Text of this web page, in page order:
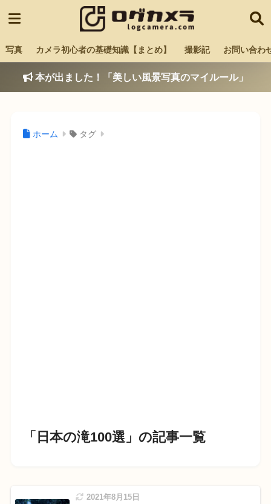
写真 カメラ初心者の基礎知識【まとめ】 撮影記 お問い合わ
本が出ました！「美しい風景写真のマイルール」
ホーム タグ
「日本の滝100選」の記事一覧
2021年8月15日